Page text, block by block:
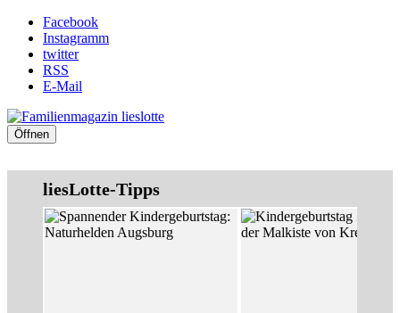
Facebook
Instagramm
twitter
RSS
E-Mail
Öffnen
liesLotte-Tipps